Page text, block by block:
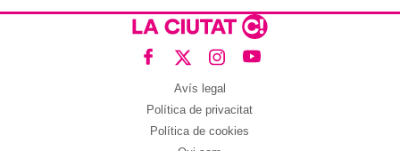
Avís legal
Política de privacitat
Política de cookies